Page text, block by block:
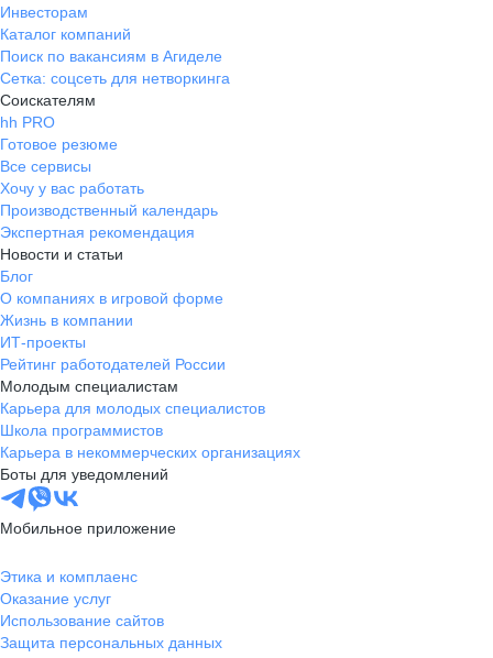
Инвесторам
Каталог компаний
Поиск по вакансиям в Агиделе
Сетка: соцсеть для нетворкинга
Соискателям
hh PRO
Готовое резюме
Все сервисы
Хочу у вас работать
Производственный календарь
Экспертная рекомендация
Новости и статьи
Блог
О компаниях в игровой форме
Жизнь в компании
ИТ-проекты
Рейтинг работодателей России
Молодым специалистам
Карьера для молодых специалистов
Школа программистов
Карьера в некоммерческих организациях
Боты для уведомлений
Мобильное приложение
Этика и комплаенс
Оказание услуг
Использование сайтов
Защита персональных данных